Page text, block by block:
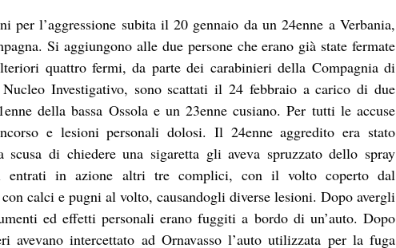
per l’aggressione subita il 20 gennaio da un 24enne a Verbania,
Si aggiungono alle due persone che erano già state fermate
quattro fermi, da parte dei carabinieri della Compagnia di
Investigativo, sono scattati il 24 febbraio a carico di due
della bassa Ossola e un 23enne cusiano. Per tutti le accuse
e lesioni personali dolosi. Il 24enne aggredito era stato
di chiedere una sigaretta gli aveva spruzzato dello spray
entrati in azione altri tre complici, con il volto coperto dal
calci e pugni al volto, causandogli diverse lesioni. Dopo avergli
ed effetti personali erano fuggiti a bordo di un’auto. Dopo
avevano intercettato ad Ornavasso l’auto utilizzata per la fuga